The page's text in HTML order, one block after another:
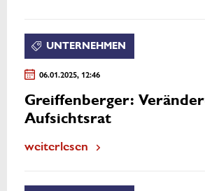
UNTERNEHMEN
06.01.2025, 12:46
Greiffenberger:
Aufsichtsrat
weiterlesen